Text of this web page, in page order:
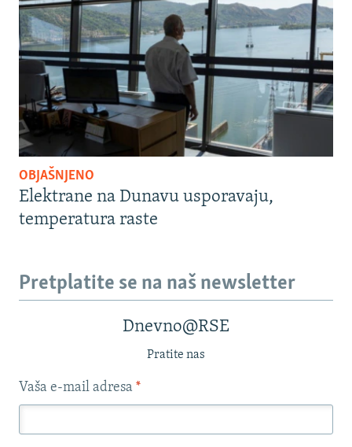
OBJAŠNJENO
Elektrane na Dunavu usporavaju,
temperatura raste
Pretplatite se na naš newsletter
Dnevno@RSE
Pratite nas
Vaša e-mail adresa *